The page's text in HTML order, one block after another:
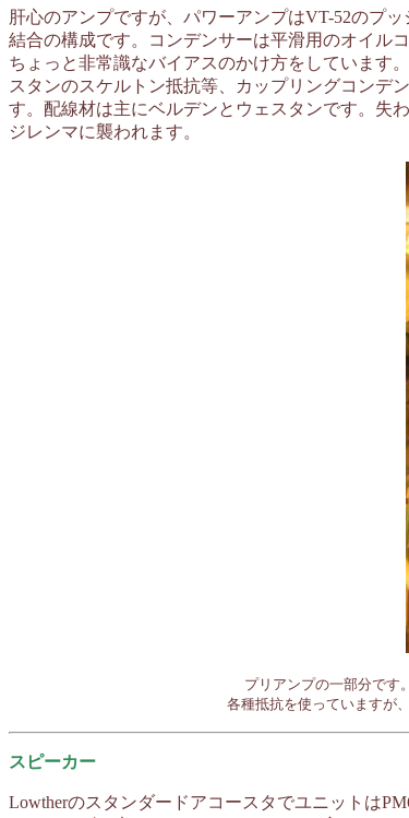
肝心のアンプですが、パワーアンプはVT-52のプ
結合の構成です。コンデンサーは平滑用のオイル
ちょっと非常識なバイアスのかけ方をしています
スタンのスケルトン抵抗等、カップリングコンデ
す。配線材は主にベルデンとウェスタンです。失
ジレンマに襲われます。
プリアンプの一部分です。
スピーカー
Lowtherのスタンダードアコースタでユニットは